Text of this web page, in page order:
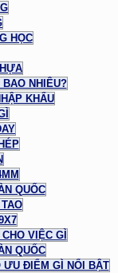
HỌC
NHIÊU?
KHẨU
QUỐC
VIỆC GÌ
QUỐC
ƯU ĐIỂM GÌ NỔI BẬT